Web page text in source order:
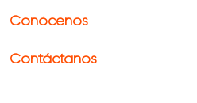
Conócenos
Contáctanos